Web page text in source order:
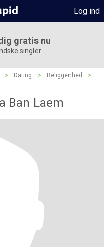
Log ind
gratis nu
singler
> Dating > Beliggenhed
>
Ban Laem